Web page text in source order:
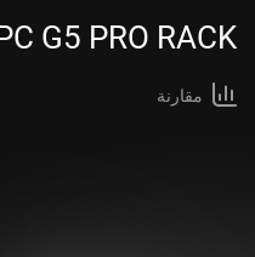
G5 PRO RACK
مقارنة